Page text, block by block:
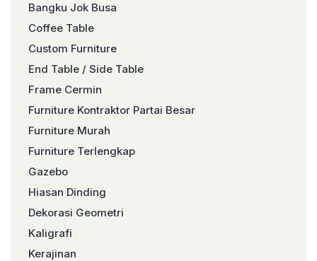
Bangku Jok Busa
Coffee Table
Custom Furniture
End Table / Side Table
Frame Cermin
Furniture Kontraktor Partai Besar
Furniture Murah
Furniture Terlengkap
Gazebo
Hiasan Dinding
Dekorasi Geometri
Kaligrafi
Kerajinan